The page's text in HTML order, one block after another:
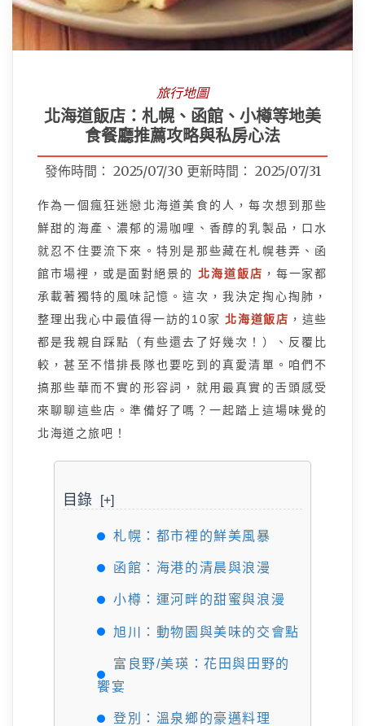
旅行地圖
北海道飯店：札幌、函館、小樽等地美
食餐廳推薦攻略與私房心法
發佈時間： 2025/07/30 更新時間： 2025/07/31
作為一個瘋狂迷戀北海道美食的人，每次想到那些
鮮甜的海產、濃郁的湯咖哩、香醇的乳製品，口水
就忍不住要流下來。特別是那些藏在札幌巷弄、函
館市場裡，或是面對絕景的 北海道飯店 ，每一家都
承載著獨特的風味記憶。這次，我決定掏心掏肺，
整理出我心中最值得一訪的10家 北海道飯店 ，這些
都是我親自踩點（有些還去了好幾次！）、反覆比
較，甚至不惜排長隊也要吃到的真愛清單。咱們不
搞那些華而不實的形容詞，就用最真實的舌頭感受
來聊聊這些店。準備好了嗎？一起踏上這場味覺的
北海道之旅吧！
目錄 [+]
札幌：都市裡的鮮美風暴
函館：海港的清晨與浪漫
小樽：運河畔的甜蜜與浪漫
旭川：動物園與美味的交會點
富良野/美瑛：花田與田野的
饗宴
登別：溫泉鄉的豪邁料理